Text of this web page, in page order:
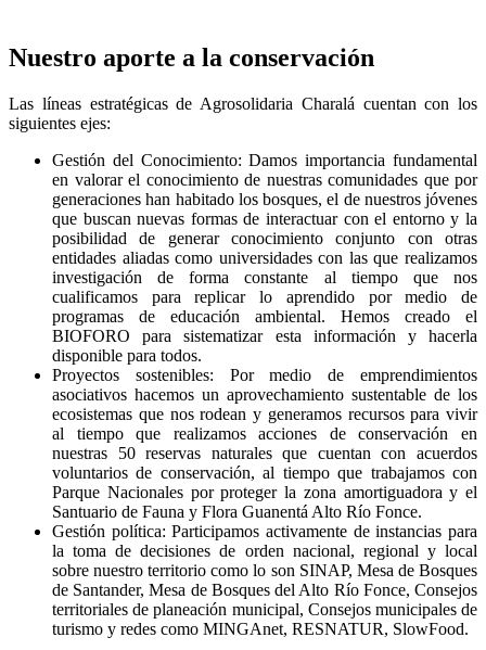
Nuestro aporte a la conservación
Las líneas estratégicas de Agrosolidaria Charalá cuentan con los
siguientes ejes:
Gestión del Conocimiento: Damos importancia fundamental
en valorar el conocimiento de nuestras comunidades que por
generaciones han habitado los bosques, el de nuestros jóvenes
que buscan nuevas formas de interactuar con el entorno y la
posibilidad de generar conocimiento conjunto con otras
entidades aliadas como universidades con las que realizamos
investigación de forma constante al tiempo que nos
cualificamos para replicar lo aprendido por medio de
programas de educación ambiental. Hemos creado el
BIOFORO para sistematizar esta información y hacerla
disponible para todos.
Proyectos sostenibles: Por medio de emprendimientos
asociativos hacemos un aprovechamiento sustentable de los
ecosistemas que nos rodean y generamos recursos para vivir
al tiempo que realizamos acciones de conservación en
nuestras 50 reservas naturales que cuentan con acuerdos
voluntarios de conservación, al tiempo que trabajamos con
Parque Nacionales por proteger la zona amortiguadora y el
Santuario de Fauna y Flora Guanentá Alto Río Fonce.
Gestión política: Participamos activamente de instancias para
la toma de decisiones de orden nacional, regional y local
sobre nuestro territorio como lo son SINAP, Mesa de Bosques
de Santander, Mesa de Bosques del Alto Río Fonce, Consejos
territoriales de planeación municipal, Consejos municipales de
turismo y redes como MINGAnet, RESNATUR, SlowFood.